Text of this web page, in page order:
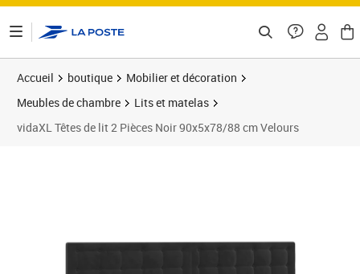
Accueil boutique
Mobilier et décoration
Meubles de chambre
Lits et matelas
vidaXL Têtes de lit 2 Pièces Noir 90x5x78/88 cm Velours